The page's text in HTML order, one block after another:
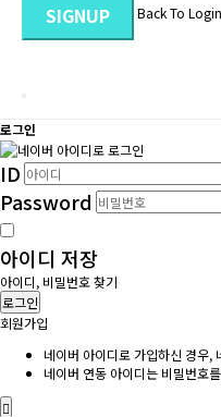
SIGNUP Back To Login
로그인
ID
Password
아이디 저장
아이디, 비밀번호 찾기
로그인
회원가입
네이버 아이디로 가입하신 경우,
네이버 연동 아이디는 비밀번호